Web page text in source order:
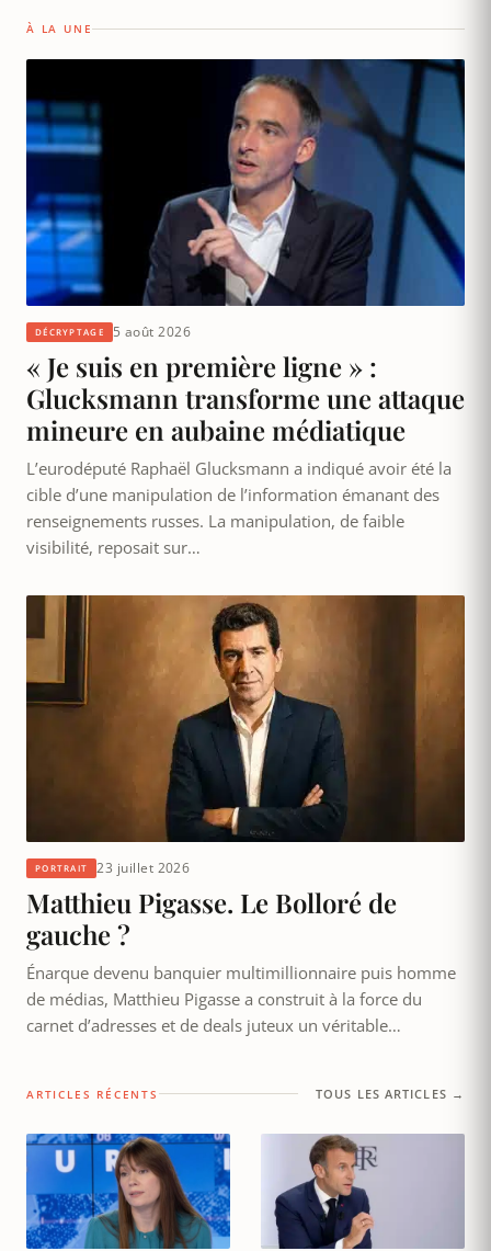
À LA UNE
DÉCRYPTAGE 5 août 2026
« Je suis en première ligne » :
Glucksmann transforme une attaque
mineure en aubaine médiatique
L’eurodéputé Raphaël Glucksmann a indiqué avoir été la
cible d’une manipulation de l’information émanant des
renseignements russes. La manipulation, de faible
visibilité, reposait sur…
PORTRAIT 23 juillet 2026
Matthieu Pigasse. Le Bolloré de
gauche ?
Énarque devenu banquier multimillionnaire puis homme
de médias, Matthieu Pigasse a construit à la force du
carnet d’adresses et de deals juteux un véritable…
ARTICLES RÉCENTS TOUS LES ARTICLES →